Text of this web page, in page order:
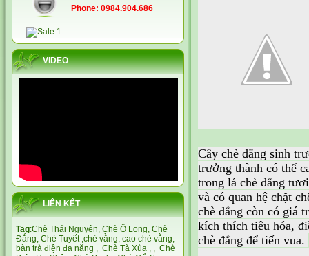
Phone: 0984.904.686
VIDEO
LIÊN KẾT
Tag:Chè Thái Nguyên, Chè Ô Long, Chè
Đắng, Chè Tuyết,chè vằng, cao chè vằng,
bàn trà điện đa năng , Chè Tà Xùa , , Chè
Cây chè đắng sinh
trưởng thành có thể
trong lá chè đắng
và có quan hệ chặt
chè đắng còn có giá
kích thích tiêu hóa,
chè đắng để tiến vua.